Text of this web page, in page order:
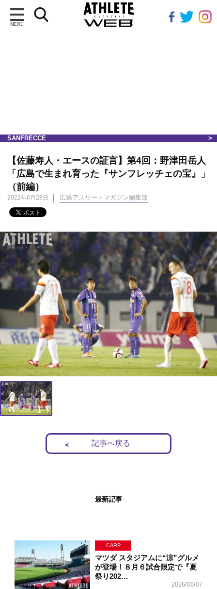
MENU
SANFRECCE
【佐藤寿人・エースの証言】第4回：野津田岳人
「広島で生まれ育った『サンフレッチェの宝』」
（前編）
2022年6月28日 広島アスリートマガジン編集部
記事へ戻る
最新記事
CARP
マツダ スタジアムに“涼”グルメ
が登場！８月６試合限定で『夏
祭り202…
2026/08/07